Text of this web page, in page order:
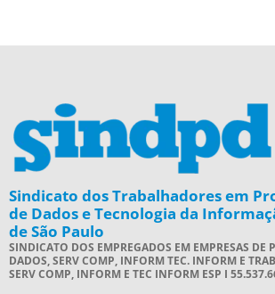
Sindicato dos Trabalhadores em
de Dados e Tecnologia da
de São Paulo
SINDICATO DOS EMPREGADOS EM EMPRESAS DE
DADOS, SERV COMP, INFORM TEC. INFORM E
SERV COMP, INFORM E TEC INFORM ESP I